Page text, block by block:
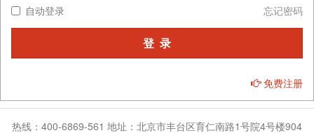
自动登录 忘记密码
登 录
免费注册
热线：400-6869-561 地址：北京市丰台区育仁南路1号院4号楼904